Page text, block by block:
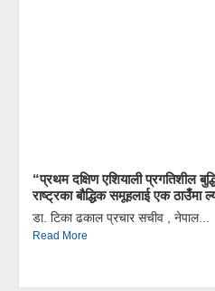
“प्रथम दक्षिण एशियाली प्रगतिशील
राष्ट्रका बौद्धिक समूहलाई एक ठाउँमा
डा. टिका ढकाल प्रचार सचीव , नेपाल...
Read More